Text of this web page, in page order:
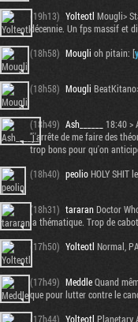
(19h13) Yolteotl Mougli>
décennie. Un fps massif et
(18h58) Mougli oh pitain: [
(18h58) Mougli
(18h49) Ash______
18:40 >
"j'arrête de me faire des
trop bons pour qu'on
(18h40) peolioHOLY SHIT
(18h31) tararanDoctor
la thématique. Trop de
(17h50) Yolteotl Normal,
(17h49) MeddleQuand
que pour lutter contre le
(17h44) Yolteotl Planetary